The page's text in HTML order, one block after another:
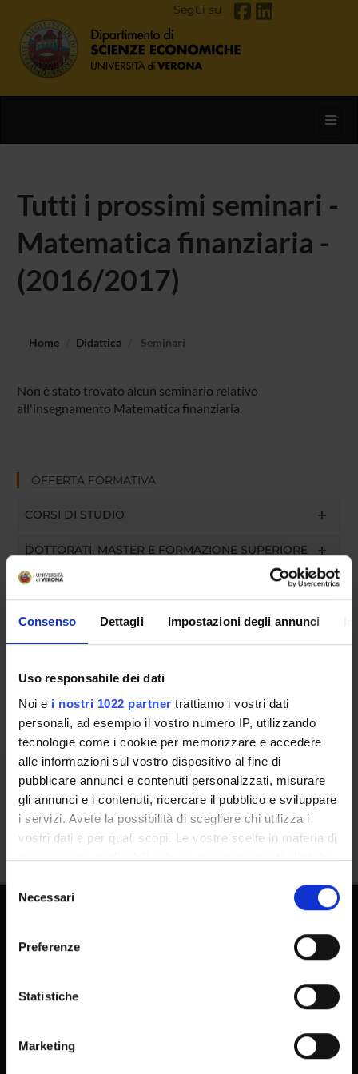
Consenso Dettagli Impostazioni degli annunci
Uso responsabile dei dati
Noi e i nostri 1022 partner trattiamo i vostri dati
personali, ad esempio il vostro numero IP, utilizzando
tecnologie come i cookie per memorizzare e accedere
alle informazioni sul vostro dispositivo al fine di
pubblicare annunci e contenuti personalizzati, misurare
gli annunci e i contenuti, ricercare il pubblico e sviluppare
i servizi. Avete la possibilità di scegliere chi utilizza i
vostri dati e per quali scopi. Le vostre scelte in materia di
privacy sono applicabili solo su questa proprietà digitale
modificare o revocare il proprio consenso in qualsiasi
momento dalla Dichiarazione sui cookie o facendo clic
raccogliere informazioni sulla tua posizione
geografica, con un'approssimazione di qualche
Identificare il tuo dispositivo, scansionandolo
delNecessari
Preferenze
Statistiche
Marketing
Segui su
Tutti i prossimi seminari -
Matematica finanziaria -
(2016/2017)
Home Didattica Seminari
Non è stato trovato alcun seminario relativo
all'insegnamento Matematica finanziaria.
OFFERTA FORMATIVA
CORSI DI STUDIO
DOTTORATI, MASTER E FORMAZIONE SUPERIORE
Persone
Luoghi
Condividi
E-learning